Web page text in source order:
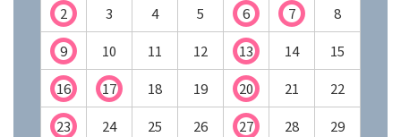
2
3 4 5 6 7
8
9
10 11 12 13 14
15
16
17 18 19 20 21
22
23
24 25 26 27 28
29